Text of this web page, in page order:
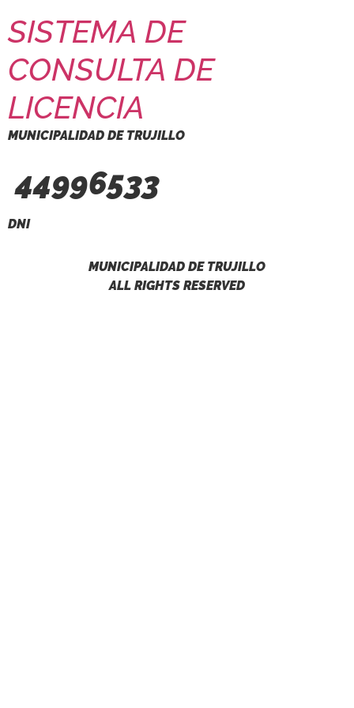
SISTEMA DE
CONSULTA DE
LICENCIA
MUNICIPALIDAD DE TRUJILLO
44996533
DNI
MUNICIPALIDAD DE TRUJILLO
ALL RIGHTS RESERVED